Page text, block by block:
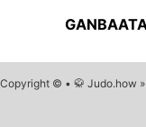
Copyright © • 🥋 Judo.how